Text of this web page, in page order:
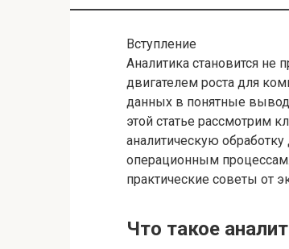
Вступление
Аналитика становится не
двигателем роста для
данных в понятные
этой статье рассмотрим
аналитическую
операционным
практические советы от
Что такое